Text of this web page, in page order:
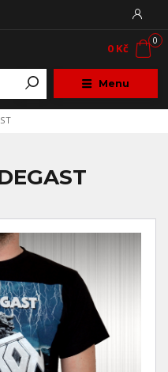
Menu
0
0 Kč